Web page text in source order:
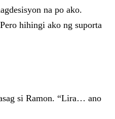
na po ako.
hihingi ako ng suporta
si Ramon. “Lira… ano